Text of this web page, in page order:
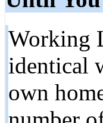
Working
identical
own